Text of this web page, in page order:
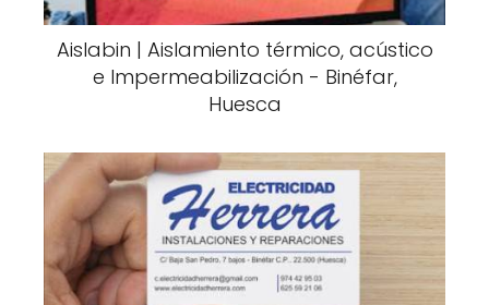
Aislabin | Aislamiento térmico, acústico
e Impermeabilización - Binéfar,
Huesca